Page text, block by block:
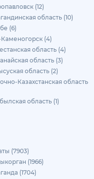
(12)
область (10)
(6)
Каменогорск (4)
область (4)
область (3)
область (2)
Казахстанская область
область (1)
(7903)
(1966)
(1704)